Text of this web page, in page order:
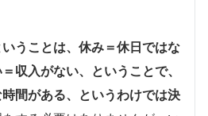
うことは、休み＝休日ではな
収入がない、ということで、
間がある、というわけでは決